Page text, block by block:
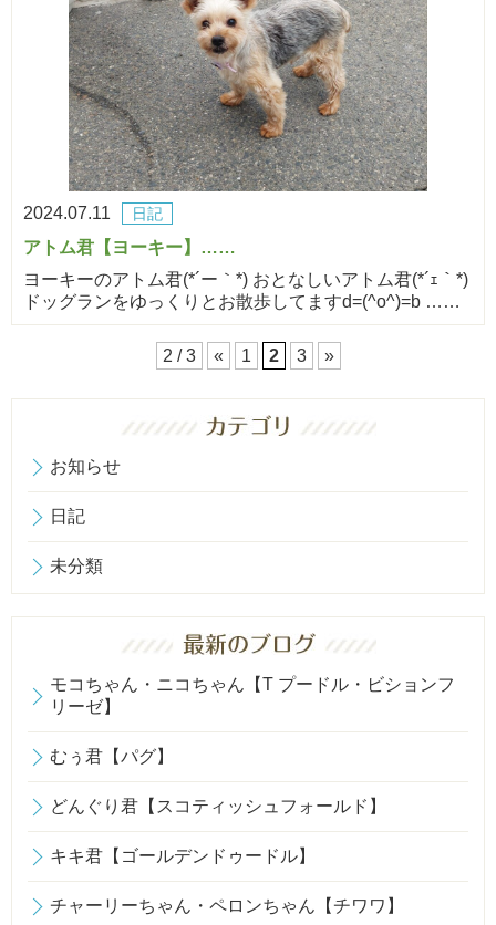
2024.07.11 日記
アトム君【ヨーキー】……
ヨーキーのアトム君(*´ー｀*) おとなしいアトム君(*´ｪ｀*)
ドッグランをゆっくりとお散歩してますd=(^o^)=b ……
2 / 3 « 1 2 3 »
お知らせ
日記
未分類
モコちゃん・ニコちゃん【T プードル・ビションフ
リーゼ】
むぅ君【パグ】
どんぐり君【スコティッシュフォールド】
キキ君【ゴールデンドゥードル】
チャーリーちゃん・ペロンちゃん【チワワ】